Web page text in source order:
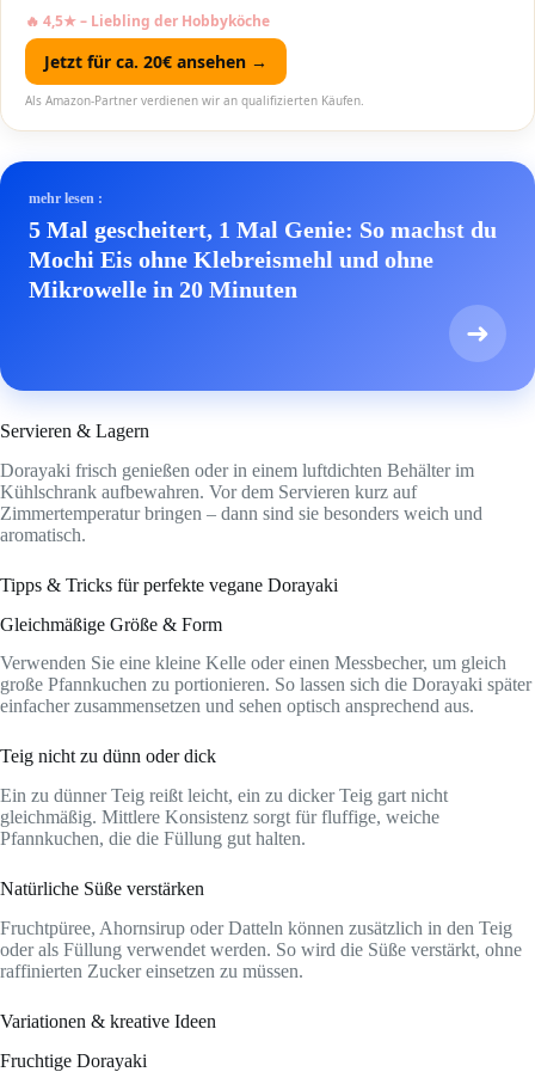
🔥 4,5★ – Liebling der Hobbyköche
Jetzt für ca. 20€ ansehen →
Als Amazon-Partner verdienen wir an qualifizierten Käufen.
mehr lesen :
5 Mal gescheitert, 1 Mal Genie: So machst du
Mochi Eis ohne Klebreismehl und ohne
Mikrowelle in 20 Minuten
➜
Servieren & Lagern
Dorayaki frisch genießen oder in einem luftdichten Behälter im
Kühlschrank aufbewahren. Vor dem Servieren kurz auf
Zimmertemperatur bringen – dann sind sie besonders weich und
aromatisch.
Tipps & Tricks für perfekte vegane Dorayaki
Gleichmäßige Größe & Form
Verwenden Sie eine kleine Kelle oder einen Messbecher, um gleich
große Pfannkuchen zu portionieren. So lassen sich die Dorayaki später
einfacher zusammensetzen und sehen optisch ansprechend aus.
Teig nicht zu dünn oder dick
Ein zu dünner Teig reißt leicht, ein zu dicker Teig gart nicht
gleichmäßig. Mittlere Konsistenz sorgt für fluffige, weiche
Pfannkuchen, die die Füllung gut halten.
Natürliche Süße verstärken
Fruchtpüree, Ahornsirup oder Datteln können zusätzlich in den Teig
oder als Füllung verwendet werden. So wird die Süße verstärkt, ohne
raffinierten Zucker einsetzen zu müssen.
Variationen & kreative Ideen
Fruchtige Dorayaki